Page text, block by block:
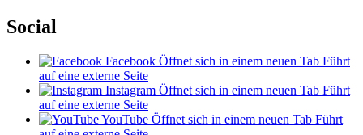
Social
Facebook Öffnet sich in einem neuen Tab Führt
auf eine externe Seite
Instagram Öffnet sich in einem neuen Tab Führt
auf eine externe Seite
YouTube Öffnet sich in einem neuen Tab Führt